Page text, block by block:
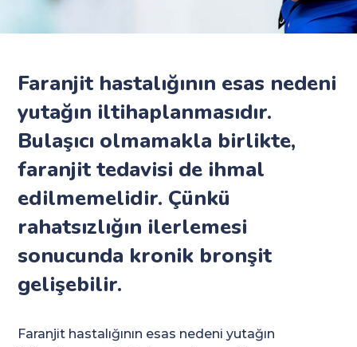
Faranjit hastalığının esas nedeni
yutağın iltihaplanmasıdır.
Bulaşıcı olmamakla birlikte,
faranjit tedavisi de ihmal
edilmemelidir. Çünkü
rahatsızlığın ilerlemesi
sonucunda kronik bronşit
gelişebilir.
Faranjit hastalığının esas nedeni yutağın